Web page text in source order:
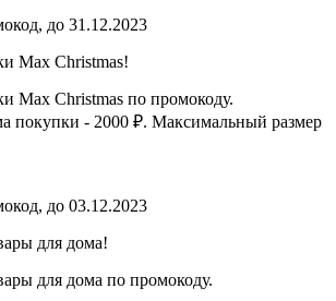
до 31.12.2023
Max Christmas!
Max Christmas по промокоду.
покупки - 2000 ₽. Максимальный размер
до 03.12.2023
для дома!
для дома по промокоду.